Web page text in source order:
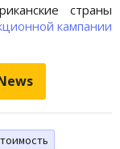
страны
кампании